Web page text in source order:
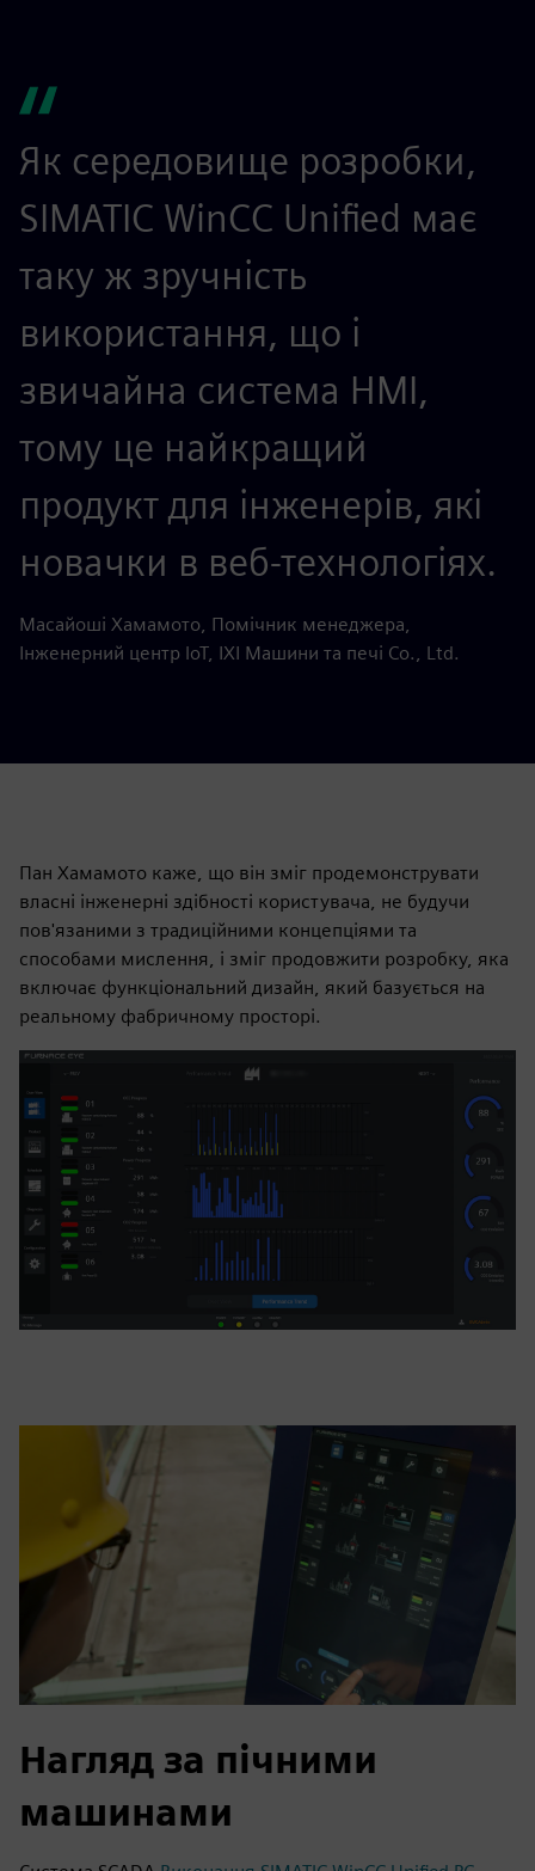
Як середовище розробки,
SIMATIC WinCC Unified має
таку ж зручність
використання, що і
звичайна система HMI,
тому це найкращий
продукт для інженерів, які
новачки в веб-технологіях.
Масайоші Хамамото, Помічник менеджера,
Інженерний центр IoT, ІХІ Машини та печі Co., Ltd.
Пан Хамамото каже, що він зміг продемонструвати
власні інженерні здібності користувача, не будучи
пов'язаними з традиційними концепціями та
способами мислення, і зміг продовжити розробку, яка
включає функціональний дизайн, який базується на
реальному фабричному просторі.
Нагляд за пічними
машинами